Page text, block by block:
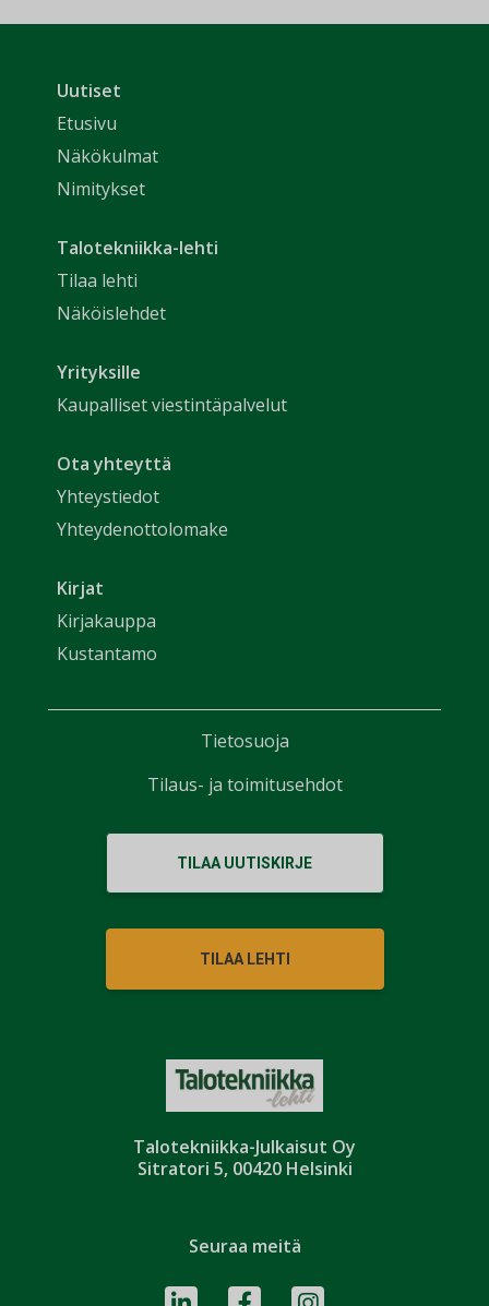
Talotekniikka-Julkaisut Oy
Sitratori 5, 00420 Helsinki
Uutiset
Etusivu
Näkökulmat
Nimitykset
Talotekniikka-lehti
Tilaa lehti
Näköislehdet
Yrityksille
Kaupalliset viestintäpalvelut
Ota yhteyttä
Yhteystiedot
Yhteydenottolomake
Kirjat
Kirjakauppa
Kustantamo
TILAA UUTISKIRJE
TILAA LEHTI
Seuraa meitä
Tietosuoja
Tilaus- ja toimitusehdot